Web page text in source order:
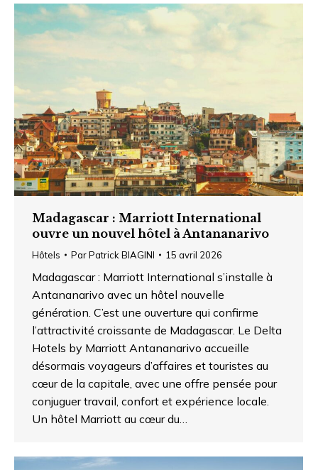
Madagascar : Marriott International
ouvre un nouvel hôtel à Antananarivo
Hôtels ParPatrick BIAGINI 15 avril 2026
Madagascar : Marriott International s’installe à
Antananarivo avec un hôtel nouvelle
génération. C’est une ouverture qui confirme
l’attractivité croissante de Madagascar. Le Delta
Hotels by Marriott Antananarivo accueille
désormais voyageurs d’affaires et touristes au
cœur de la capitale, avec une offre pensée pour
conjuguer travail, confort et expérience locale.
Un hôtel Marriott au cœur du…